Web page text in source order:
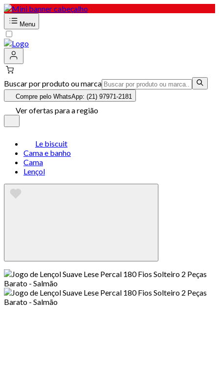
Menu
Buscar por produto ou marca
Compre pelo WhatsApp: (21) 97971-2181
Ver ofertas para a região
Le biscuit
Cama e banho
Cama
Lençol